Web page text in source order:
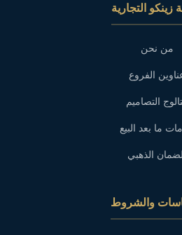
التجارية
من نحن
الفروع
التصاميم
ما بعد البيع
الذهبي
والشروط